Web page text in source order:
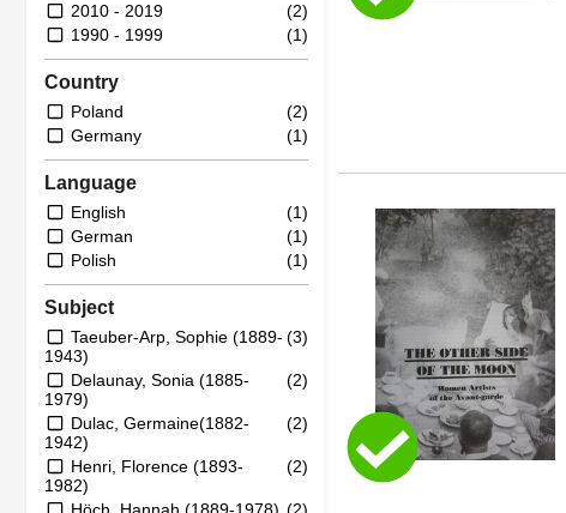
2010 - 2019
(2)
1990 - 1999
(1)
Country
Poland
(2)
Germany
(1)
Language
English
(1)
German
(1)
Polish
(1)
Subject
Taeuber-Arp, Sophie (1889-
1943)
(3)
Delaunay, Sonia (1885-
1979)
(2)
Dulac, Germaine(1882-
1942)
(2)
Henri, Florence (1893-
1982)
(2)